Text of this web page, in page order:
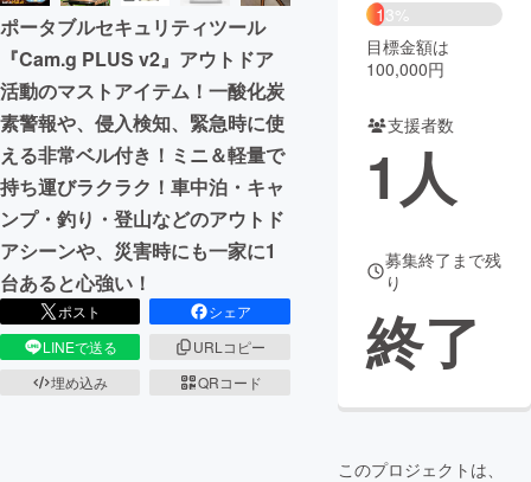
まちづくり・地域活性化
CAMPFIRE for Social Good
CAMPFIRE Creation
CAMPFIREふるさと納税machi-ya コミュニティ
ポータブルセキュリティツール
『Cam.g PLUS v2』アウトドア
活動のマストアイテム！一酸化炭
素警報や、侵入検知、緊急時に使
える非常ベル付き！ミニ＆軽量で
持ち運びラクラク！車中泊・キャ
ンプ・釣り・登山などのアウトド
アシーンや、災害時にも一家に1
台あると心強い！
ポスト
シェア
LINEで送る
URLコピー
埋め込み
QRコード
13%
目標金額は
100,000円
支援者数
1人
募集終了まで残
り
終了
このプロジェクトは、